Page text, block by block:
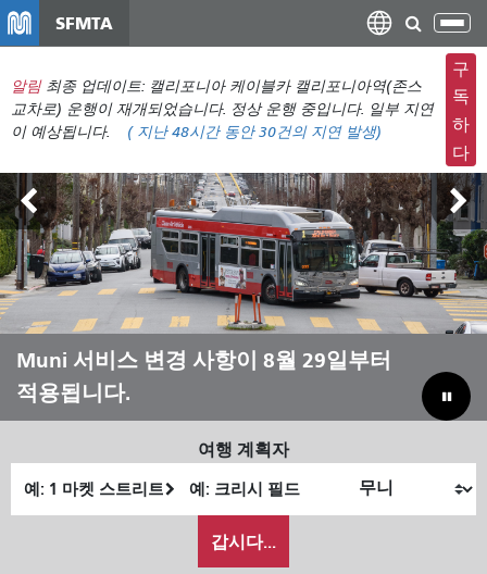
텐
츠
로
건
너
뛰
기
SFMTA
탐
색
메
뉴
전
환
알림 최종 업데이트: 캘리포니아 케이블카 캘리포니아역(존스
교차로) 운행이 재개되었습니다. 정상 운행 중입니다. 일부 지연
이 예상됩니다.
( 지난 48시간 동안30건의 지연 발생)
구
독
하
다
아웃사이드 랜즈 8월 7일~9일
Muni 서비스 변경 사항이 8월 29일부터
적용됩니다.
Muni와 함께 여름을 보내세요
Muni를 살리기 위해 예산 부족분을 메
우기
여행 계획자
가
갑시다...